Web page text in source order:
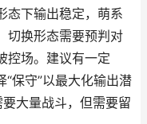
态下输出稳定，萌系
切换形态需要预判对
控场。建议有一定
保守”以最大化输出潜
大量战斗，但需要留